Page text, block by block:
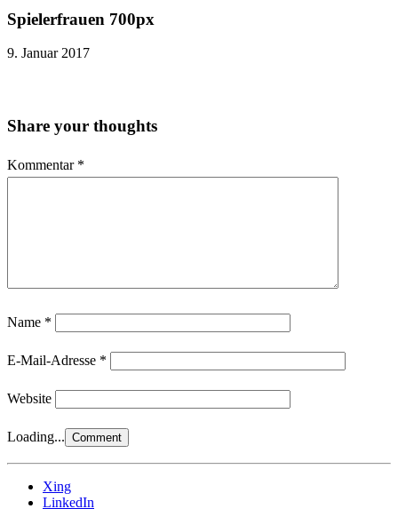
Spielerfrauen 700px
9. Januar 2017
Share your thoughts
Kommentar *
Name *
E-Mail-Adresse *
Website
Loading...
Xing
LinkedIn